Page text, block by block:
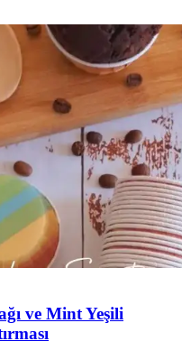
ve Mint Yeşili